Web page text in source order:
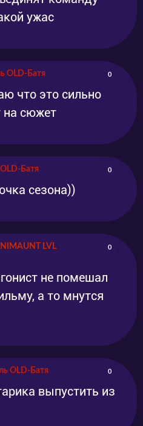
ужас
OLD-Батя 0
что это сильно
на сюжет
Батя 0
сезона))
LVL
0
не помешал
а то мнутся
OLD-Батя 0
выпустить из